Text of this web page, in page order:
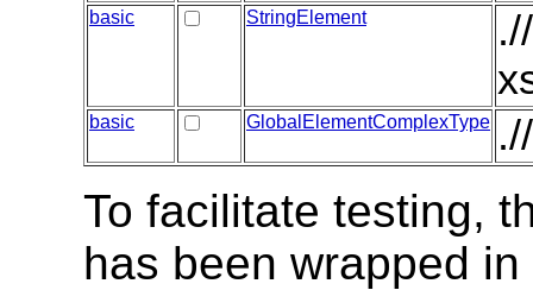
basic StringElement
basic GlobalElementComplexType
To facilitate testing,
has been wrapped